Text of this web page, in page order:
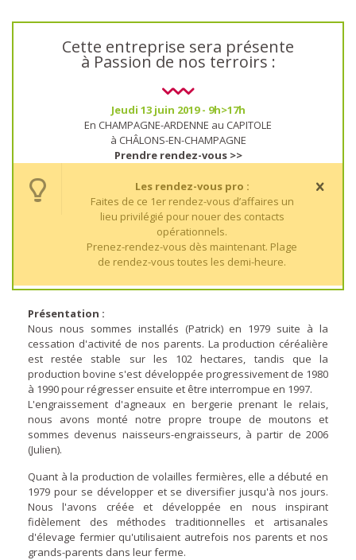
Cette entreprise sera présente
à Passion de nos terroirs :
Jeudi 13 juin 2019 - 9h>17h
En CHAMPAGNE-ARDENNE au CAPITOLE
à CHÂLONS-EN-CHAMPAGNE
Prendre rendez-vous >>
Les rendez-vous pro :
Faites de ce 1er rendez-vous d’affaires un
lieu privilégié pour nouer des contacts
opérationnels.
Prenez-rendez-vous dès maintenant. Plage
de rendez-vous toutes les demi-heure.
Présentation :
Nous nous sommes installés (Patrick) en 1979 suite à la
cessation d'activité de nos parents. La production céréalière
est restée stable sur les 102 hectares, tandis que la
production bovine s'est développée progressivement de 1980
à 1990 pour régresser ensuite et être interrompue en 1997.
L'engraissement d'agneaux en bergerie prenant le relais,
nous avons monté notre propre troupe de moutons et
sommes devenus naisseurs-engraisseurs, à partir de 2006
(Julien).
Quant à la production de volailles fermières, elle a débuté en
1979 pour se développer et se diversifier jusqu'à nos jours.
Nous l'avons créée et développée en nous inspirant
fidèlement des méthodes traditionnelles et artisanales
d'élevage fermier qu'utilisaient autrefois nos parents et nos
grands-parents dans leur ferme.